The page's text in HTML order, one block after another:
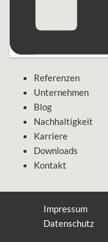
Referenzen
Unternehmen
Blog
Nachhaltigkeit
Karriere
Downloads
Kontakt
Impressum
Datenschutz